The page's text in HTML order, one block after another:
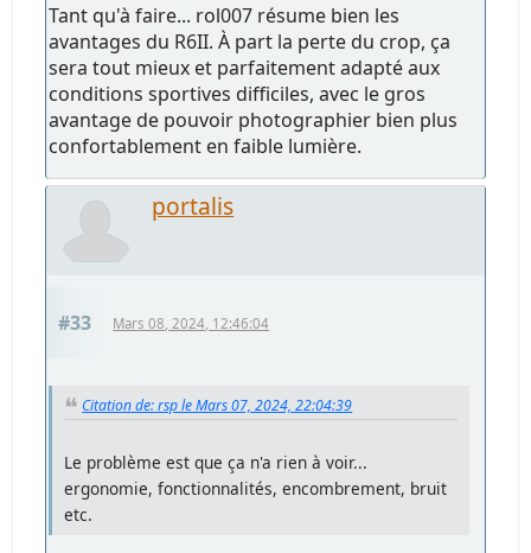
Tant qu'à faire... rol007 résume bien les
avantages du R6II. À part la perte du crop, ça
sera tout mieux et parfaitement adapté aux
conditions sportives difficiles, avec le gros
avantage de pouvoir photographier bien plus
confortablement en faible lumière.
portalis
#33 Mars 08, 2024, 12:46:04
Citation de: rsp le Mars 07, 2024, 22:04:39
Le problème est que ça n'a rien à voir...
ergonomie, fonctionnalités, encombrement, bruit
etc.